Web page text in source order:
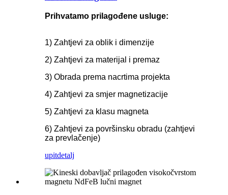
Prihvatamo prilagođene usluge:
1) Zahtjevi za oblik i dimenzije
2) Zahtjevi za materijal i premaz
3) Obrada prema nacrtima projekta
4) Zahtjevi za smjer magnetizacije
5) Zahtjevi za klasu magneta
6) Zahtjevi za površinsku obradu (zahtjevi
za prevlačenje)
upitdetalj